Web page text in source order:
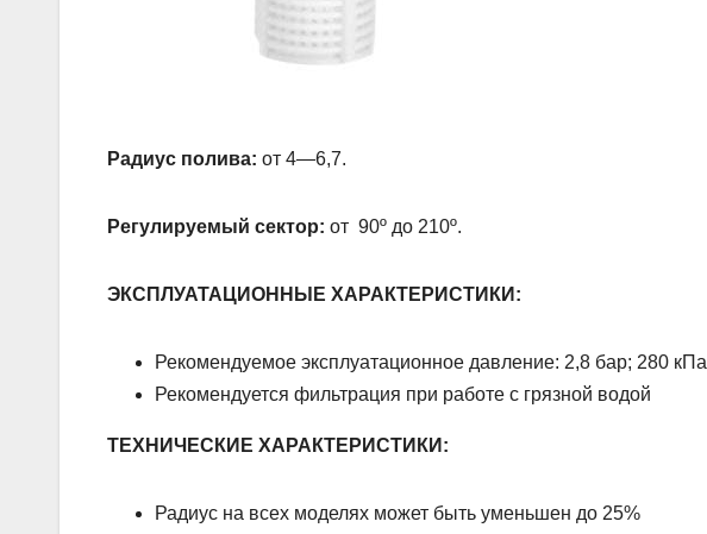
Радиус полива: от 4—6,7.
Регулируемый сектор: от 90º до 210º.
ЭКСПЛУАТАЦИОННЫЕ ХАРАКТЕРИСТИКИ:
Рекомендуемое эксплуатационное давление: 2,8 бар; 280 кПа
Рекомендуется фильтрация при работе с грязной водой
ТЕХНИЧЕСКИЕ ХАРАКТЕРИСТИКИ:
Радиус на всех моделях может быть уменьшен до 25%